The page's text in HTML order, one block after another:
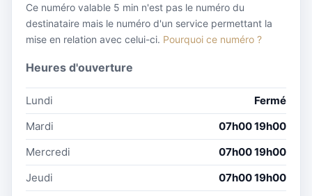
Ce numéro valable 5 min n'est pas le numéro du
destinataire mais le numéro d'un service permettant la
mise en relation avec celui-ci. Pourquoi ce numéro ?
Heures d'ouverture
Lundi
Fermé
Mardi
07h00 19h00
Mercredi
07h00 19h00
Jeudi
07h00 19h00